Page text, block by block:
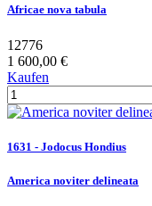
Africae nova tabula
12776
1 600,00 €
Kaufen
1631 - Jodocus Hondius
America noviter delineata